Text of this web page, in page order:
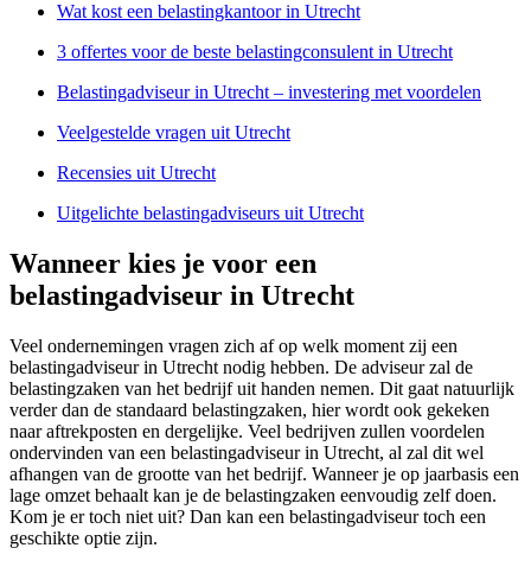
Wat kost een belastingkantoor in Utrecht
3 offertes voor de beste belastingconsulent in Utrecht
Belastingadviseur in Utrecht – investering met voordelen
Veelgestelde vragen uit Utrecht
Recensies uit Utrecht
Uitgelichte belastingadviseurs uit Utrecht
Wanneer kies je voor een
belastingadviseur in Utrecht
Veel ondernemingen vragen zich af op welk moment zij een
belastingadviseur in Utrecht nodig hebben. De adviseur zal de
belastingzaken van het bedrijf uit handen nemen. Dit gaat natuurlijk
verder dan de standaard belastingzaken, hier wordt ook gekeken
naar aftrekposten en dergelijke. Veel bedrijven zullen voordelen
ondervinden van een belastingadviseur in Utrecht, al zal dit wel
afhangen van de grootte van het bedrijf. Wanneer je op jaarbasis een
lage omzet behaalt kan je de belastingzaken eenvoudig zelf doen.
Kom je er toch niet uit? Dan kan een belastingadviseur toch een
geschikte optie zijn.